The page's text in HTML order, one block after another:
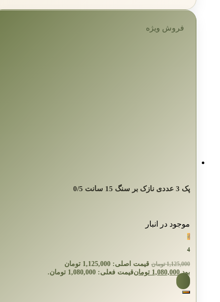
فروش ویژه
پک 3 عددی نازک بر سنگ 15 سانت 0/5
موجود در انبار
1,125,000 تومان
قیمت اصلی: 1,125,000 تومان
بود.1,080,000 تومانقیمت فعلی: 1,080,000 تومان.